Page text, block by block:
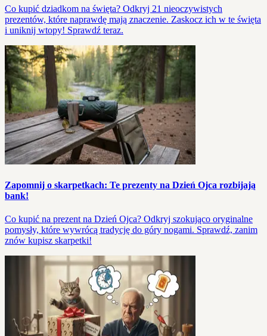
Co kupić dziadkom na święta? Odkryj 21 nieoczywistych
prezentów, które naprawdę mają znaczenie. Zaskocz ich w te święta
i uniknij wtopy! Sprawdź teraz.
Zapomnij o skarpetkach: Te prezenty na Dzień Ojca rozbijają
bank!
Co kupić na prezent na Dzień Ojca? Odkryj szokująco oryginalne
pomysły, które wywrócą tradycję do góry nogami. Sprawdź, zanim
znów kupisz skarpetki!